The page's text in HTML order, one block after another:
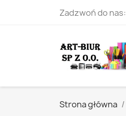
Zadzwoń do nas:
Strona główna